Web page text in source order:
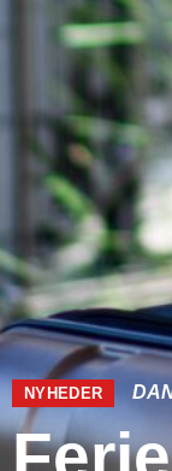
NYHEDER